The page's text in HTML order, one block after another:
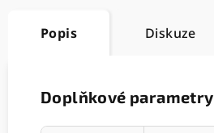
Popis Diskuze
Doplňkové parametry